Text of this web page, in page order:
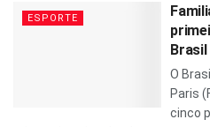
ESPORTE
Brasil
O
Paris
cinco